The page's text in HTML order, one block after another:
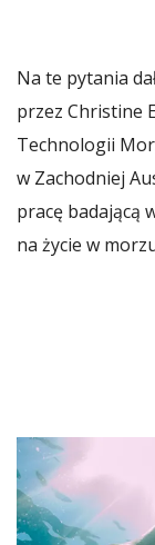
Na te pytania
przez Christine
Technologii
w Zachodniej
pracę badającą
na życie w